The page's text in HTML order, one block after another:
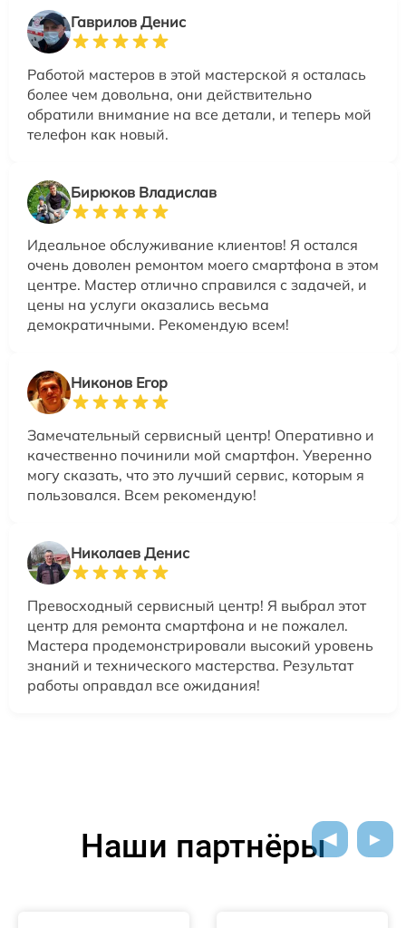
Гаврилов Денис
Работой мастеров в этой мастерской я осталась
более чем довольна, они действительно
обратили внимание на все детали, и теперь мой
телефон как новый.
Бирюков Владислав
Идеальное обслуживание клиентов! Я остался
очень доволен ремонтом моего смартфона в этом
центре. Мастер отлично справился с задачей, и
цены на услуги оказались весьма
демократичными. Рекомендую всем!
Никонов Егор
Замечательный сервисный центр! Оперативно и
качественно починили мой смартфон. Уверенно
могу сказать, что это лучший сервис, которым я
пользовался. Всем рекомендую!
Николаев Денис
Превосходный сервисный центр! Я выбрал этот
центр для ремонта смартфона и не пожалел.
Мастера продемонстрировали высокий уровень
знаний и технического мастерства. Результат
работы оправдал все ожидания!
Наши партнёры